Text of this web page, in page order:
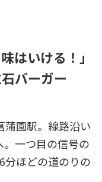
はいける！」
バーガー
蒲園駅。線路沿い
一つ目の信号の
分ほどの道のりの